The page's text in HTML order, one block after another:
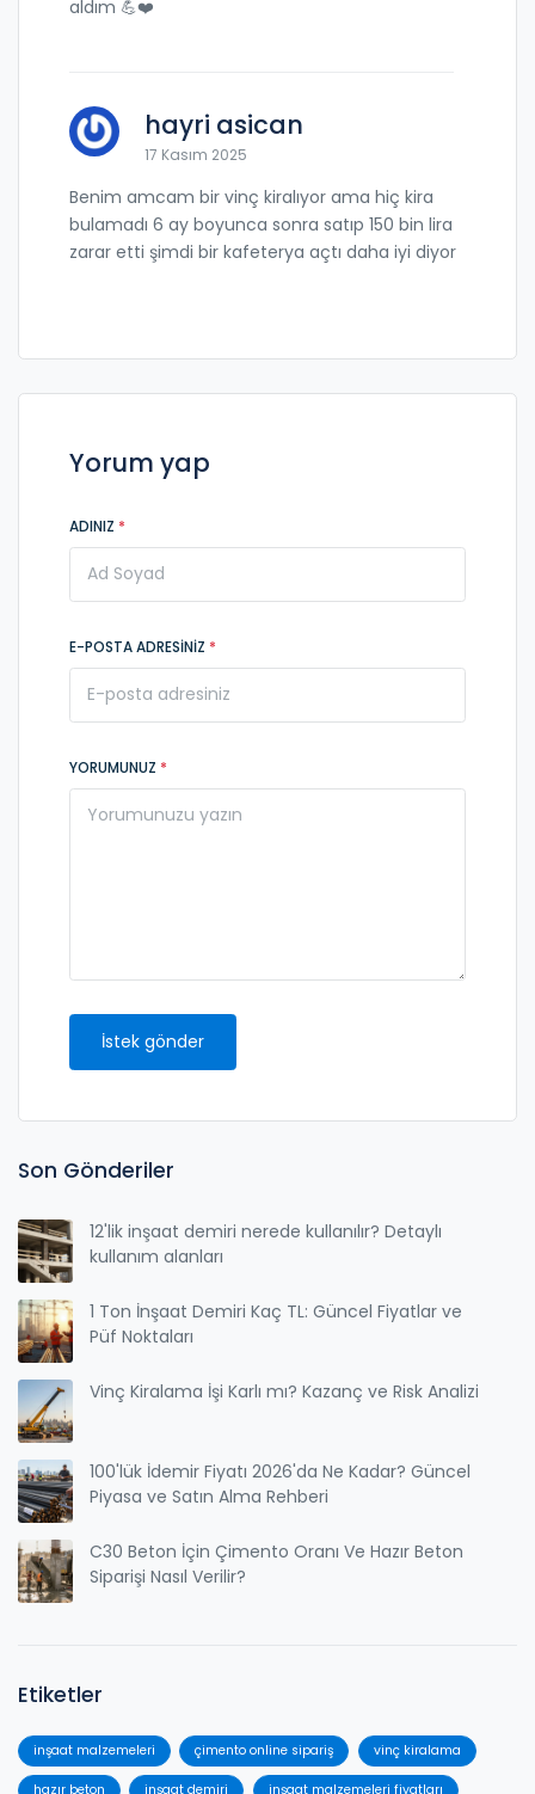
aldım 💪❤️
hayri asican
17 Kasım 2025
Benim amcam bir vinç kiralıyor ama hiç kira
bulamadı 6 ay boyunca sonra satıp 150 bin lira
zarar etti şimdi bir kafeterya açtı daha iyi diyor
Yorum yap
ADINIZ *
E-POSTA ADRESINIZ *
YORUMUNUZ *
İstek gönder
Son Gönderiler
12'lik inşaat demiri nerede kullanılır? Detaylı
kullanım alanları
1 Ton İnşaat Demiri Kaç TL: Güncel Fiyatlar ve
Püf Noktaları
Vinç Kiralama İşi Karlı mı? Kazanç ve Risk Analizi
100'lük İdemir Fiyatı 2026'da Ne Kadar? Güncel
Piyasa ve Satın Alma Rehberi
C30 Beton İçin Çimento Oranı Ve Hazır Beton
Siparişi Nasıl Verilir?
Etiketler
inşaat malzemeleri çimento online sipariş vinç kiralama
hazır beton inşaat demiri inşaat malzemeleri fiyatları